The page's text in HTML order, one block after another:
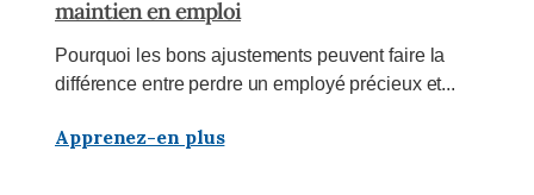
maintien en emploi
Pourquoi les bons ajustements peuvent faire la
différence entre perdre un employé précieux et...
Apprenez-en plus